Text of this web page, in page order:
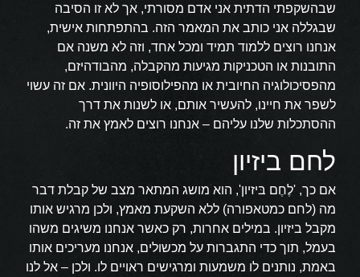
שבהשקפתי הדתית אני אדם מסורתי, אך לא זו הסיבה
שבגללה אני כותב את המאמר הזה. בהתפתחות אישית,
אנחנו רוצים ללמוד תמיד ומכל אחד, וזה לא משנה אם
התובנות או הטכניקות מגיעות מהקבלה, מהבודהיזם,
מהפסיכולוגיה החיובית או מהפילוסופיה היוונית. אם זה עשוי
לשפר את חיינו, להעשיר אותם, או לשנות את דרך
ההסתכלות שלנו עליהם – אנחנו רוצים לאמץ את זה.
לחם ביזיון
אם כך, 'לֶחֶם בּיזיון', הוא מושג המתאר מצב של קבלת דבר
מה (לחם כמטאפורה) ללא השקעת מאמץ, ולכן מרגיש אותו
מקבל ביזיון. במילים אחרות, רק כאשר אנחנו משיגים משהו
בעמל, תוך כדי התגברות על מכשולים, אנחנו מעריכים אותו
באמת, נותנים לו משמעות ומרגישים ראויים לו. ולכן – אל לנו